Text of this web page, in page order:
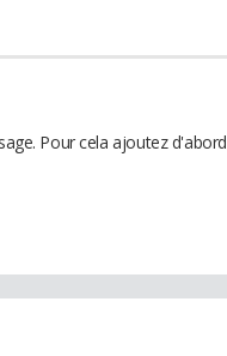
Pour cela ajoutez d'abord